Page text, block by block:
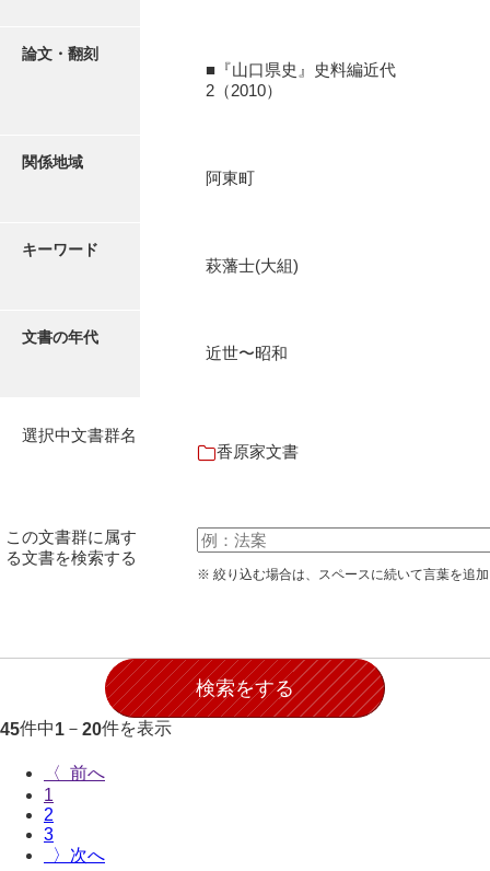
飯田家文書（福岡県）
石田家文書（山口市）
市川家文書
市原家文書
厳島神社祭礼堅田中組水上会講文書
出羽家文書
一宝家文書
伊藤家文書（須佐町）
論文・翻刻
■『山口県史』史料編近代
2（2010）
関係地域
阿東町
キーワード
萩藩士(大組)
文書の年代
近世〜昭和
選択中文書群名
香原家文書
この文書群に属す
る文書を検索する
※ 絞り込む場合は、スペースに続いて言葉を追
45件中1 － 20件を表示
〈
1
2
3
〉